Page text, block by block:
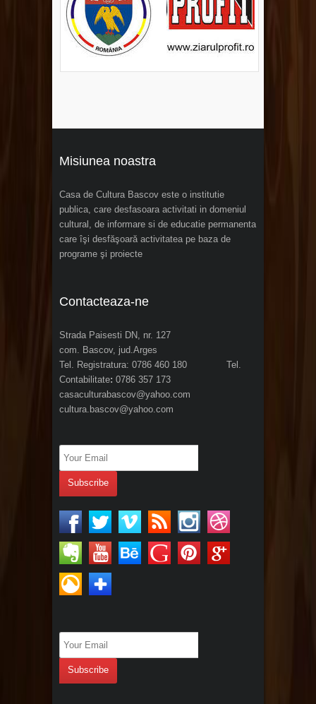
Misiunea noastra
Casa de Cultura Bascov este o institutie
publica, care desfasoara activitati in domeniul
cultural, de informare si de educatie permanenta
care îşi desfăşoară activitatea pe baza de
programe şi proiecte
Contacteaza-ne
Strada Paisesti DN, nr. 127
com. Bascov, jud.Arges
Tel. Registratura: 0786 460 180 Tel.
Contabilitate: 0786 357 173
casaculturabascov@yahoo.com
cultura.bascov@yahoo.com